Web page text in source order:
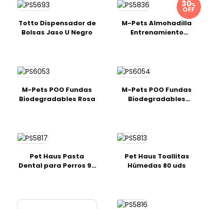
Totto Dispensador de
Bolsas Jaso U Negro
%
OFF
M-Pets Almohadilla
Entrenamiento
M-Pets POO Fundas
Biodegradables Rosa
M-Pets POO Fundas
Biodegradables
Pet Haus Pasta
Dental para Perros 90
Pet Haus Toallitas
Húmedas 80 uds